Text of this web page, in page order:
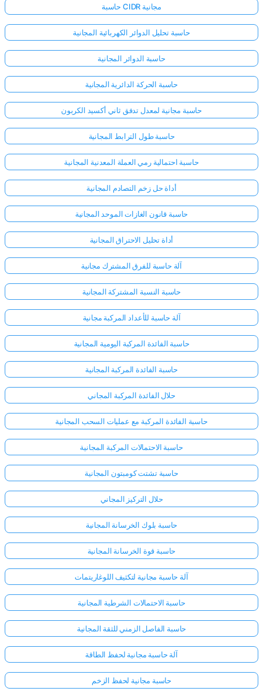
حاسبة CIDR مجانية
حاسبة تحليل الدوائر الكهربائية المجانية
حاسبة الدوائر المجانية
حاسبة الحركة الدائرية المجانية
حاسبة مجانية لمعدل تدفق ثاني أكسيد الكربون
حاسبة طول الترابط المجانية
حاسبة احتمالية رمي العملة المعدنية المجانية
أداة حل زخم التصادم المجانية
حاسبة قانون الغازات الموحد المجانية
أداة تحليل الاحتراق المجانية
آلة حاسبة للفرق المشترك مجانية
حاسبة النسبة المشتركة المجانية
آلة حاسبة للأعداد المركبة مجانية
حاسبة الفائدة المركبة اليومية المجانية
حاسبة الفائدة المركبة المجانية
حلال الفائدة المركبة المجاني
حاسبة الفائدة المركبة مع عمليات السحب المجانية
حاسبة الاحتمالات المركبة المجانية
حاسبة تشتت كومبتون المجانية
حلال التركيز المجاني
حاسبة بلوك الخرسانة المجانية
حاسبة قوة الخرسانة المجانية
آلة حاسبة مجانية لتكثيف اللوغاريتمات
حاسبة الاحتمالات الشرطية المجانية
حاسبة الفاصل الزمني للثقة المجانية
آلة حاسبة مجانية لحفظ الطاقة
حاسبة مجانية لحفظ الزخم